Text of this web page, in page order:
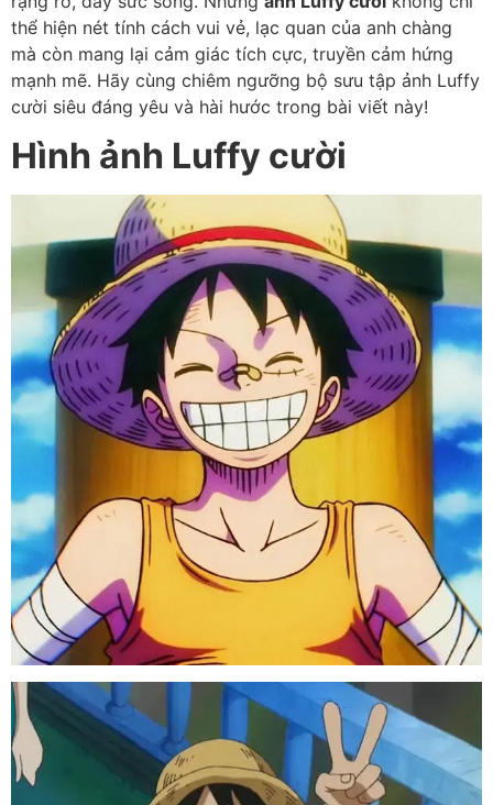
thể hiện nét tính cách vui vẻ, lạc quan của anh chàng
mà còn mang lại cảm giác tích cực, truyền cảm hứng
mạnh mẽ. Hãy cùng chiêm ngưỡng bộ sưu tập ảnh Luffy
cười siêu đáng yêu và hài hước trong bài viết này!
Hình ảnh Luffy cười